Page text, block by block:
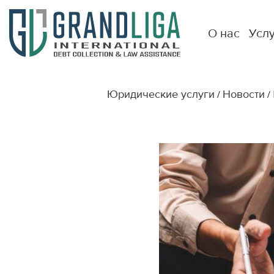
О нас
Юридические услуги / Новости /